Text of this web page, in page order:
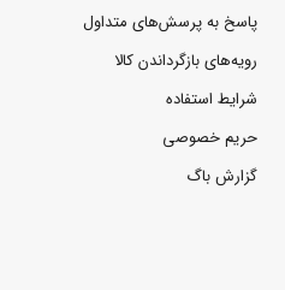
پاسخ به پرسش‌های متداول
رویه‌های بازگرداندن کالا
شرایط استفاده
حریم خصوصی
گزارش باگ